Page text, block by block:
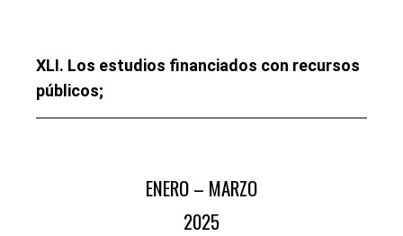
XLI. Los estudios financiados con recursos
públicos;
ENERO – MARZO
2025